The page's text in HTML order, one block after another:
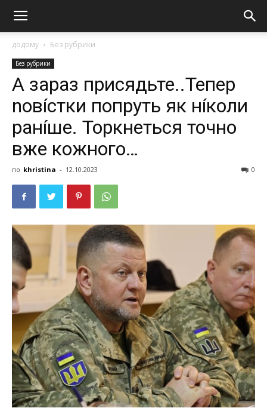
додому Без рубрики
Без рубрики
А зараз присядьте..Тепер
nовíстки попруть як нíколи
ранíше. Торкнеться точно
вже кожного…
по khristina - 12.10.2023 0